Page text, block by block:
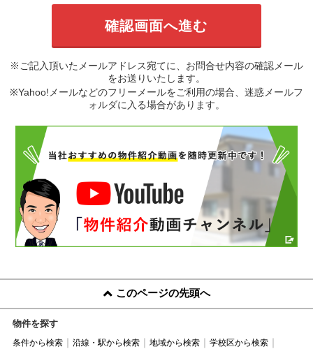
※ご記入頂いたメールアドレス宛てに、お問合せ内容の確認メール
をお送りいたします。
※Yahoo!メールなどのフリーメールをご利用の場合、迷惑メールフ
ォルダに入る場合があります。
このページの先頭へ
物件を探す
条件から検索 沿線・駅から検索 地域から検索
学校区から検索